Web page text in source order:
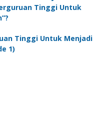
Tinggi Untuk
Tinggi Untuk Menjadi
1)